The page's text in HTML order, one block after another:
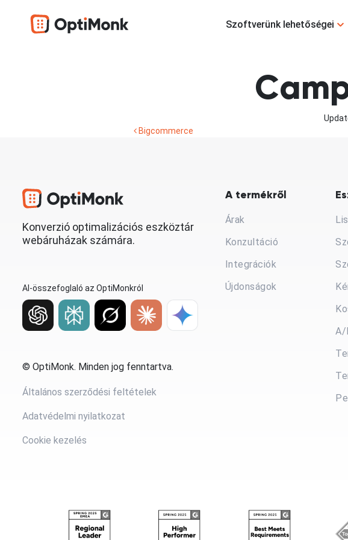
Szoftverünk lehetőségei
Bigcommerce
Konverzió optimalizációs eszköztár
webáruházak számára.
AI-összefoglaló az OptiMonkról
© OptiMonk. Minden jog fenntartva.
Általános szerződési feltételek
Adatvédelmi nyilatkozat
Cookie kezelés
A termékről
Árak
Konzultáció
Integrációk
Újdonságok
A/